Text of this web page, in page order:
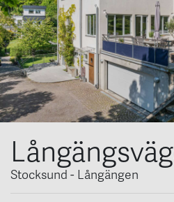
Stocksund - Långängen